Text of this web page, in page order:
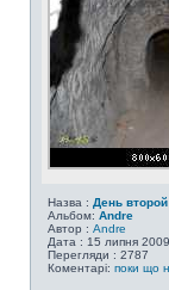
Назва : День второй
Альбом: Andre
Автор : Andre
Дата : 15 липня
Перегляди : 2787
Коментарі: поки що